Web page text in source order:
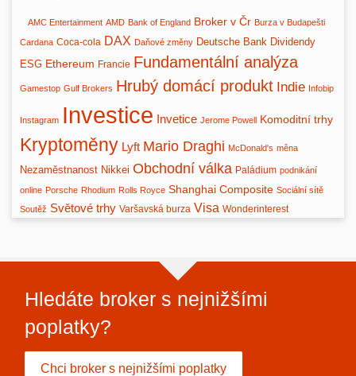
AMC Entertainment AMD Bank of England Broker v Čr Burza v Budapešti
Cardana Coca-cola DAX Daňové změny Deutsche Bank Dividendy
ESG Ethereum Francie Fundamentální analýza
Gamestop Gulf Brokers Hrubý domácí produkt Indie Infobip
Instagram Investice Invetice Jerome Powell Komoditní trhy
Kryptoměny Lyft Mario Draghi McDonald's měna
Nezaměstnanost Nikkei Obchodní válka Paládium podnikání
online Porsche Rhodium Rolls Royce Shanghai Composite Sociální sítě
Soutěž Světové trhy Varšavská burza Visa Wonderinterest
Hledáte broker s nejnižšími
poplatky?
Chci broker s nejnižšími poplatky